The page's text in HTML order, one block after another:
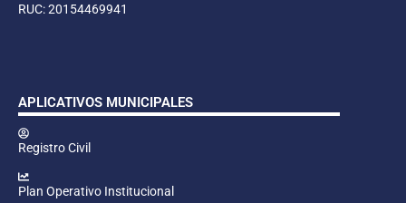
RUC: 20154469941
APLICATIVOS MUNICIPALES
Registro Civil
Plan Operativo Institucional